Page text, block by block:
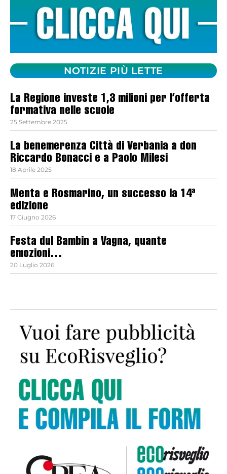
NOTIZIE PIÙ LETTE
La Regione investe 1,3 milioni per l’offerta
formativa nelle scuole
25 Settembre 2025
La benemerenza Città di Verbania a don
Riccardo Bonacci e a Paolo Milesi
18 Aprile 2025
Menta e Rosmarino, un successo la 14ª
edizione
17 Giugno 2026
Festa dul Bambin a Vagna, quante
emozioni…
20 Luglio 2026